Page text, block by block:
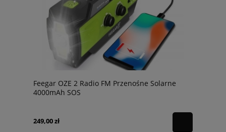
Feegar OZE 2 Radio FM Przenośne Solarne
4000mAh SOS
249,00 zł